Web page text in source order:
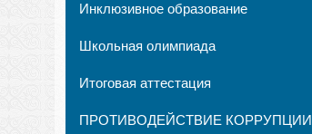
Инклюзивное образование
Школьная олимпиада
Итоговая аттестация
ПРОТИВОДЕЙСТВИЕ КОРРУПЦИИ